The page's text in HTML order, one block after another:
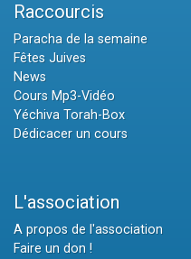
Raccourcis
Paracha de la semaine
Fêtes Juives
News
Cours Mp3-Vidéo
Yéchiva Torah-Box
Dédicacer un cours
L'association
A propos de l'association
Faire un don !